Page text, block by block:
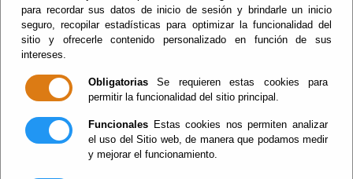
para recordar sus datos de inicio de sesión y brindarle un inicio
seguro, recopilar estadísticas para optimizar la funcionalidad del
sitio y ofrecerle contenido personalizado en función de sus
intereses.
Obligatorias Se requieren estas cookies para
permitir la funcionalidad del sitio principal.
Funcionales Estas cookies nos permiten analizar
el uso del Sitio web, de manera que podamos medir
y mejorar el funcionamiento.
Servicios Sociales
Escuchar
Área de Bienestar Social,
Igualdad y Familia
Las competencias de esta Área, distribuidas